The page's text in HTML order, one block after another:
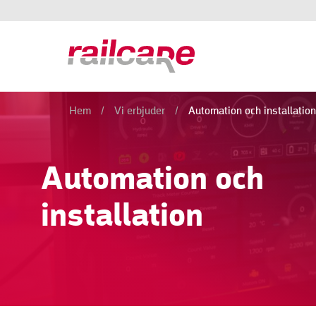
Hem / Vi erbjuder / Automation och installation
Automation och
installation